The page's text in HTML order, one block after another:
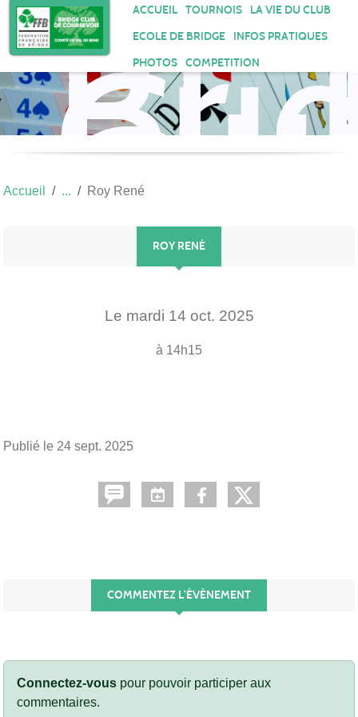
ACCUEIL TOURNOIS
LA VIE DU CLUB
ECOLE DE BRIDGE
INFOS PRATIQUES
PHOTOS
COMPETITION
de
Accueil Roy René
ROY RENÉ
Le mardi 14 oct. 2025
à 14h15
Publié le 24 sept. 2025
COMMENTEZ L’ÉVÈNEMENT
Connectez-vous pour pouvoir participer aux
commentaires.
Panneau de gestion des cookies